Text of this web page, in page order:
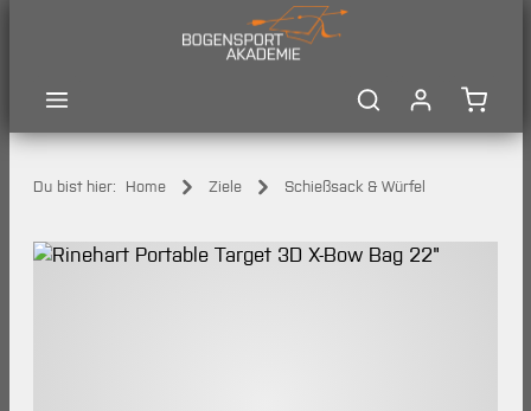
Du bist hier: Home Ziele Schießsack & Würfel
Bildergalerie überspringen